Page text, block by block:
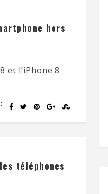
hors
et l’iPhone 8
téléphones